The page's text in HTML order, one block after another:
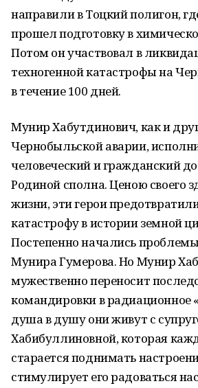
направили в Тоцкий полигон,
прошел подготовку в
Потом он участвовал в
техногенной катастрофы на
в течение 100 дней.
Мунир Хабутдинович, как и
Чернобыльской аварии,
человеческий и гражданский
Родиной сполна. Ценою своего
жизни, эти герои
катастрофу в истории земной
Постепенно начались
Мунира Гумерова. Но Мунир
мужественно переносит
командировки в радиационное
душа в душу они живут с
Хабибуллиновной, которая
старается поднимать
стимулирует его радоваться